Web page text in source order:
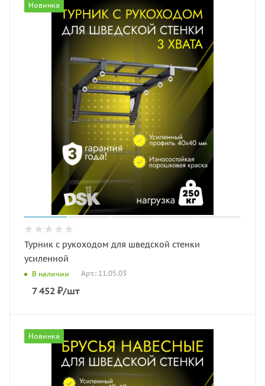
Новинка
Турник с рукоходом для шведской стенки
усиленной
В наличии Арт.: 11.05.03
7 452 ₽/шт
Новинка